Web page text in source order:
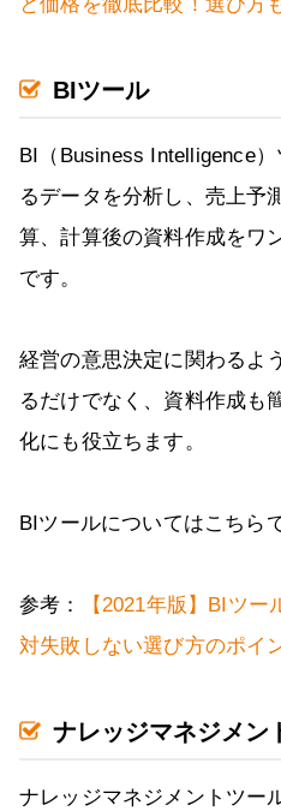
BIツール
BI（Business Intelligence
るデータを分析し、売上予
算、計算後の資料作成をワ
です。
経営の意思決定に関わるよ
るだけでなく、資料作成も
化にも役立ちます。
BIツールについてはこちら
参考：
【2021年版】BIツ
対失敗しない選び方のポイ
ナレッジマネジメン
ナレッジマネジメントツー